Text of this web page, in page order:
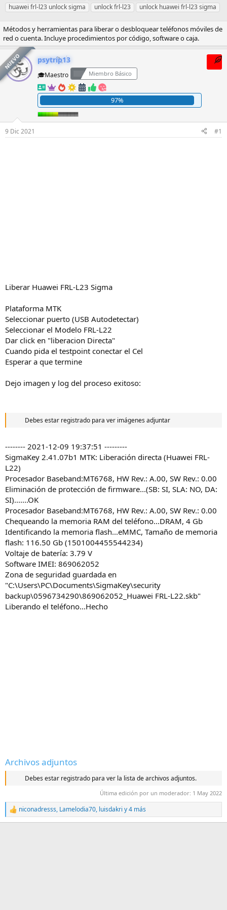
i
c
a
d
o
r
d
e
a
c
h
d
e
n
c
i
o
t
i
a
a
i
v
d
a
s
p
e
s
s
i
a
t
i
u
e
t
a
s
huawei frl-l23 unlock sigma unlock frl-l23 unlock huawei frl-l23 sigma
Métodos y herramientas para liberar o desbloquear teléfonos móviles de
red o cuenta. Incluye procedimientos por código, software o caja.
NUEVO psytrip13
🎓Maestro Miembro Básico
97%
9 Dic 2021 #1
Liberar Huawei FRL-L23 Sigma
Plataforma MTK
Seleccionar puerto (USB Autodetectar)
Seleccionar el Modelo FRL-L22
Dar click en "liberacion Directa"
Cuando pida el testpoint conectar el Cel
Esperar a que termine
Dejo imagen y log del proceso exitoso:
Debes estar registrado para ver imágenes adjuntar
-------- 2021-12-09 19:37:51 ---------
SigmaKey 2.41.07b1 MTK: Liberación directa (Huawei FRL-
L22)
Procesador Baseband:MT6768, HW Rev.: A.00, SW Rev.: 0.00
Eliminación de protección de firmware...(SB: SI, SLA: NO, DA:
SI).......OK
Procesador Baseband:MT6768, HW Rev.: A.00, SW Rev.: 0.00
Chequeando la memoria RAM del teléfono...DRAM, 4 Gb
Identificando la memoria flash...eMMC, Tamaño de memoria
flash: 116.50 Gb (1501004455544234)
Voltaje de batería: 3.79 V
Software IMEI: 869062052
Zona de seguridad guardada en
"C:\Users\PC\Documents\SigmaKey\security
backup\0596734290\869062052_Huawei FRL-L22.skb"
Liberando el teléfono...Hecho
Archivos adjuntos
Debes estar registrado para ver la lista de archivos adjuntos.
Última edición por un moderador: 1 May 2022
R
e
niconadresss, Lamelodia70, luisdakri y 4 más